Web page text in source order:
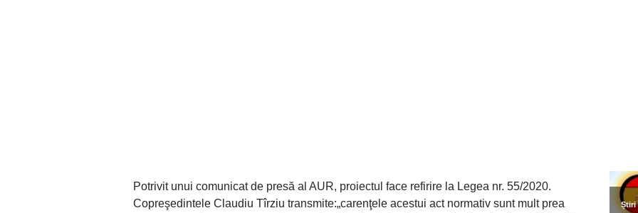
Potrivit unui comunicat de presă al AUR, proiectul face refirire la Legea nr. 55/2020.
Copreşedintele Claudiu Tîrziu transmite:„carenţele acestui act normativ sunt mult prea